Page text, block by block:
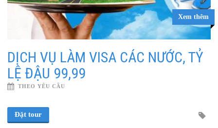
Xem thêm
DỊCH VỤ LÀM VISA CÁC NƯỚC, TỶ
LỆ ĐẬU 99,99
THEO YÊU CẦU
Đặt tour